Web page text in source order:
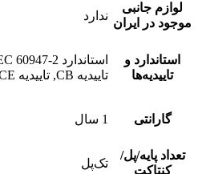
لوازم جانبی
موجود در ایران
ندارد
استاندارد و
تاییدیه‌ها
تاییدیه CB, تاییدیه CE, تاییدیه DEKRA
گارانتی 1 سال
تعداد پایه/پل/
کنتاکت
تک‌‌پل